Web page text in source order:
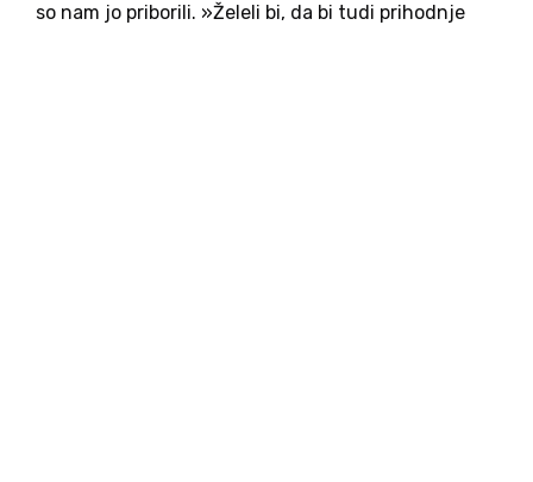
so nam jo priborili. »Želeli bi, da bi tudi prihodnje